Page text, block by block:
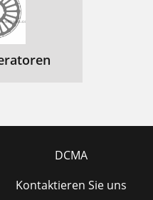
DCMA
Kontaktieren Sie uns